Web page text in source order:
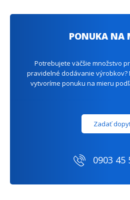
PONUKA NA
Potrebujete väčšie množstvo
pravidelné dodávanie výrobkov?
vytvoríme ponuku na mieru
Zadať
0903 45